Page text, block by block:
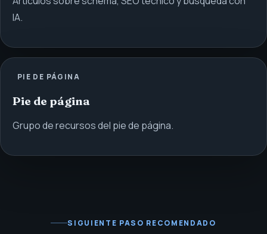
IA.
PIE DE PÁGINA
Pie de página
Grupo de recursos del pie de página.
SIGUIENTE PASO RECOMENDADO